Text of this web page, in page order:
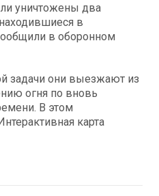
уничтожены два
в
в оборонном
задачи они выезжают из
огня по вновь
В этом
карта